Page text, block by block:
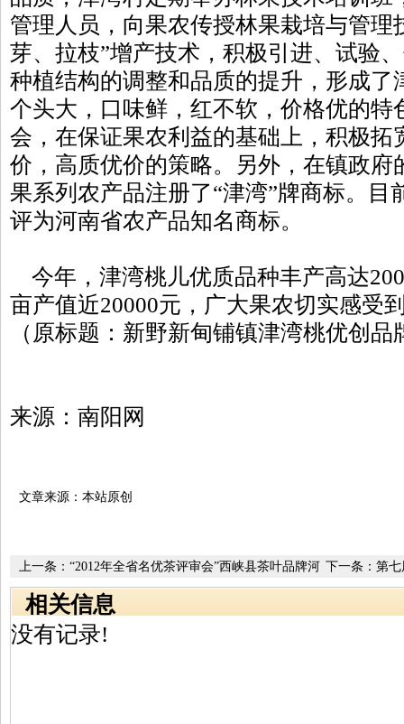
管理人员，向果农传授林果栽培与管理
芽、拉枝”增产技术，积极引进、试验
种植结构的调整和品质的提升，形成了
个头大，口味鲜，红不软，价格优的特
会，在保证果农利益的基础上，积极拓
价，高质优价的策略。另外，在镇政府
果系列农产品注册了“津湾”牌商标。目
评为河南省农产品知名商标。
今年，津湾桃儿优质品种丰产高达
亩产值近20000元，广大果农切实感受
（原标题：新野新甸铺镇津湾桃优创品
来源：南阳网
文章来源：本站原创
下一条： 第七
举行
上一条： “2012年全省名优茶评审会”西峡县茶叶品牌河
南省名优茶评审会获佳绩
相关信息
没有记录!